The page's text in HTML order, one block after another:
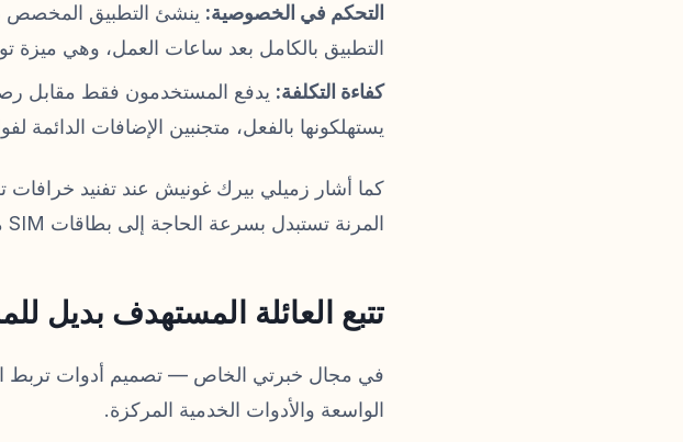
التحكم في الخصوصية: ينشئ التطبيق المخصص
التطبيق بالكامل بعد ساعات العمل، وهي ميزة
كفاءة التكلفة:
يستهلكونها بالفعل، متجنبين الإضافات الدائمة
المرنة تستبدل بسرعة الحاجة إلى بطاقات SIM مادية متعددة في بيئات العمل الاحترافية.
تتبع العائلة المستهدف بديل
في مجال خبرتي الخاص — تصميم أدوات تربط
الواسعة والأدوات الخدمية المركزة.